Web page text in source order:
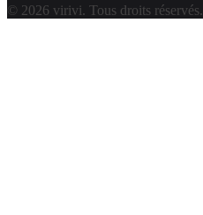
© 2026 virivi. Tous droits réservés.